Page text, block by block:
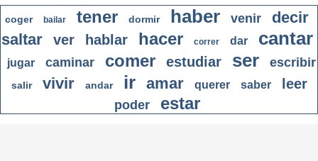
coger bailar tener dormir haber venir
decir
saltar
ver hablar hacer correr dar cantar
jugar caminar comer estudiar ser escribir
salir vivir andar ir amar querer saber leer
poder estar